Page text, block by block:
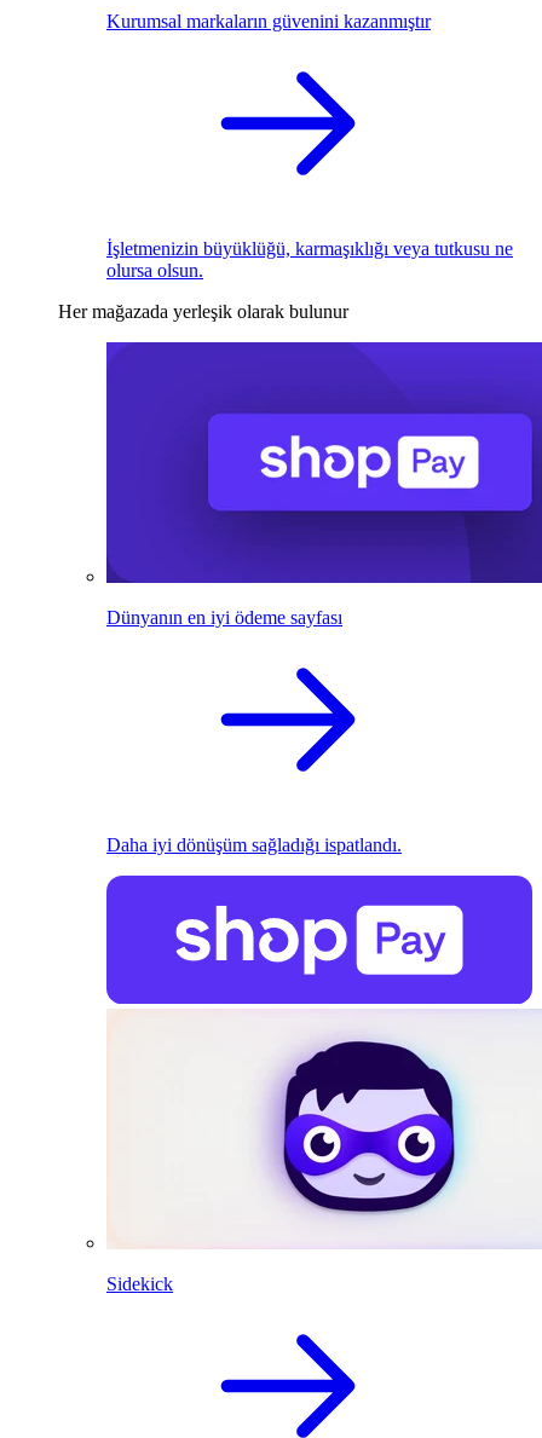
Kurumsal markaların güvenini kazanmıştır
İşletmenizin büyüklüğü, karmaşıklığı veya tutkusu ne
olursa olsun.
Her mağazada yerleşik olarak bulunur
Dünyanın en iyi ödeme sayfası
Daha iyi dönüşüm sağladığı ispatlandı.
Sidekick